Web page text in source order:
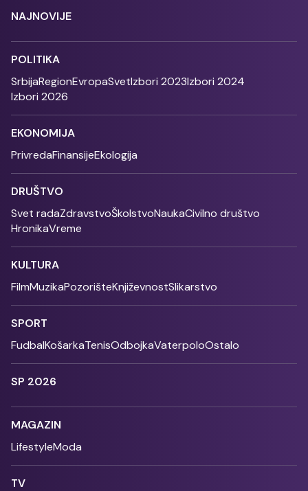
NAJNOVIJE
POLITIKA
SrbijaRegionEvropaSvetIzbori 2023Izbori 2024
Izbori 2026
EKONOMIJA
PrivredaFinansijeEkologija
DRUŠTVO
Svet radaZdravstvoŠkolstvoNaukaCivilno društvo
HronikaVreme
KULTURA
FilmMuzikaPozorišteKnjiževnostSlikarstvo
SPORT
FudbalKošarkaTenisOdbojkaVaterpoloOstalo
SP 2026
MAGAZIN
LifestyleModa
TV